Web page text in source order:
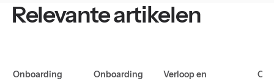
Relevante artikelen
Onboarding Onboarding
Verloop en